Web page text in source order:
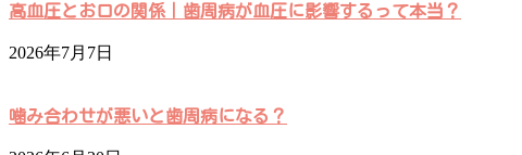
高血圧とお口の関係｜歯周病が血圧に影響するって本当？
2026年7月7日
噛み合わせが悪いと歯周病になる？